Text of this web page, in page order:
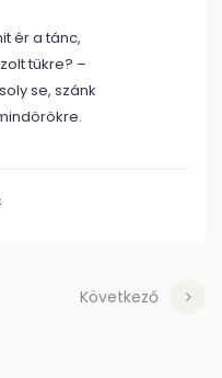
ér a tánc,
tükre? –
se, szánk
Következő